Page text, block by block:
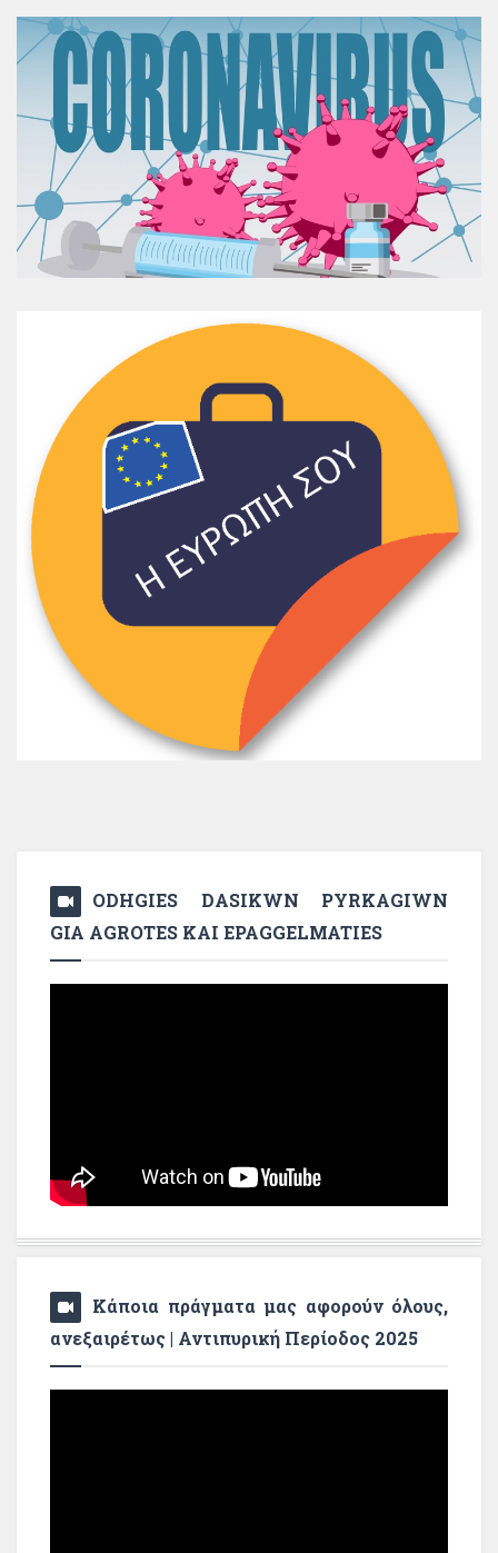
ODHGIES DASIKWN PYRKAGIWN
GIA AGROTES KAI EPAGGELMATIES
Κάποια πράγματα μας αφορούν όλους,
ανεξαιρέτως | Αντιπυρική Περίοδος 2025